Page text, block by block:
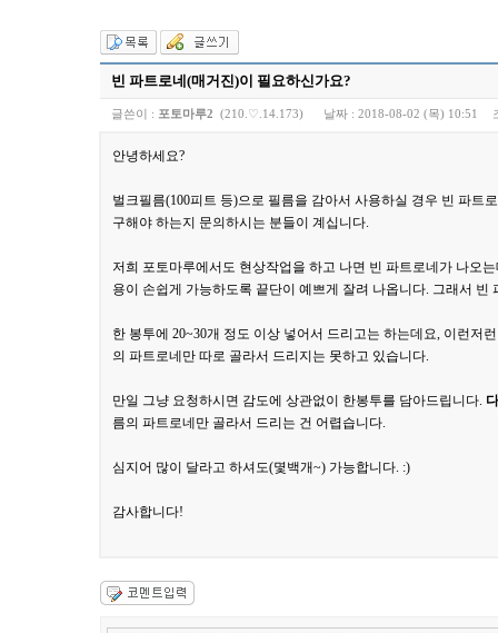
빈 파트로네(매거진)이 필요하신가요?
글쓴이 : 포토마루2 (210.♡.14.173) 날짜 : 2018-08-02 (목) 10:51
안녕하세요?
벌크필름(100피트 등)으로 필름을 감아서 사용하실 경우 빈 파트
구해야 하는지 문의하시는 분들이 계십니다.
저희 포토마루에서도 현상작업을 하고 나면 빈 파트로네가 나오
용이 손쉽게 가능하도록 끝단이 예쁘게 잘려 나옵니다. 그래서
한 봉투에 20~30개 정도 이상 넣어서 드리고는 하는데요, 이런저
의 파트로네만 따로 골라서 드리지는 못하고 있습니다.
만일 그냥 요청하시면 감도에 상관없이 한봉투를 담아드립니다.
름의 파트로네만 골라서 드리는 건 어렵습니다.
심지어 많이 달라고 하셔도(몇백개~) 가능합니다. :)
감사합니다!